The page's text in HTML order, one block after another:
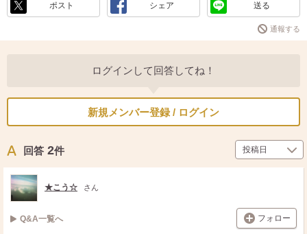
ポスト シェア 送る
通報する
ログインして回答してね！
新規メンバー登録 / ログイン
回答 2件
★こう☆ さん
Q&A一覧へ フォロー